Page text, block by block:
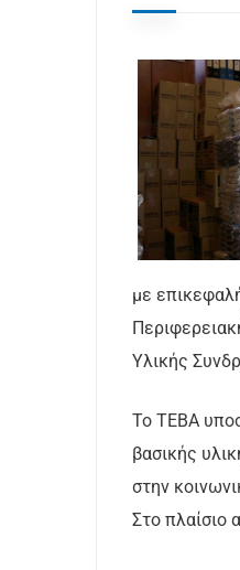
με
Υλικής
Το ΤΕΒΑ
βασικής
στην
Στο πλαίσιο